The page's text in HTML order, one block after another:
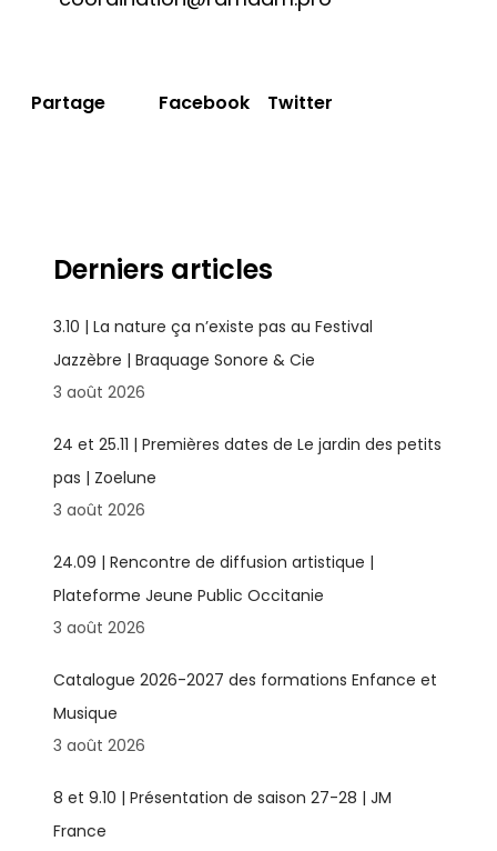
Partage Facebook Twitter
Derniers articles
3.10 | La nature ça n’existe pas au Festival
Jazzèbre | Braquage Sonore & Cie
3 août 2026
24 et 25.11 | Premières dates de Le jardin des petits
pas | Zoelune
3 août 2026
24.09 | Rencontre de diffusion artistique |
Plateforme Jeune Public Occitanie
3 août 2026
Catalogue 2026-2027 des formations Enfance et
Musique
3 août 2026
8 et 9.10 | Présentation de saison 27-28 | JM
France